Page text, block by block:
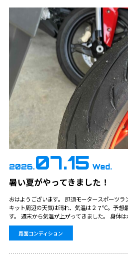
2026.07.15 Wed.
暑い夏がやってきました！
おはようございます。 那須モータースポーツ
キット周辺の天気は晴れ、気温は２７℃。予想
す。 週末から気温が上がってきました。 身体
温やタイヤの管理が大切になります。 那須MSL
ヤの…路面コンディション